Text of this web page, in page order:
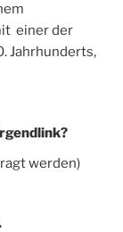
einer der
Jahrhunderts,
werden)